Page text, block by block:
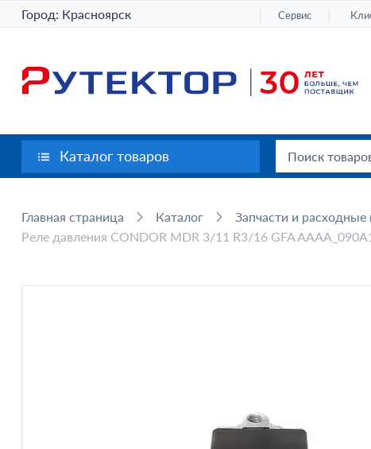
Город: Красноярск Сервис
Каталог товаров
Главная страница Каталог Запчасти и
Реле давления CONDOR MDR 3/11 R3/16 GFA